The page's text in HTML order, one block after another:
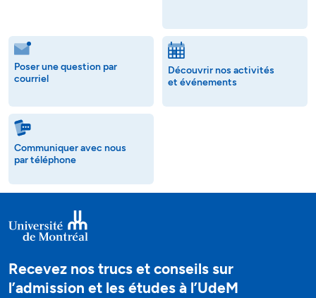
Poser une question par
courriel
Découvrir nos activités
et événements
Communiquer avec nous
par téléphone
Recevez nos trucs et conseils sur
l’admission et les études à l’UdeM